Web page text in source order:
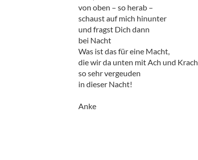
von oben – so herab –
schaust auf mich hinunter
und fragst Dich dann
bei Nacht
Was ist das für eine Macht,
die wir da unten mit Ach und Krach
so sehr vergeuden
in dieser Nacht!
Anke